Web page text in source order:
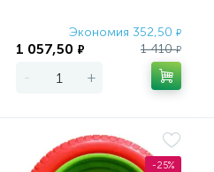
Экономия 352,50 ₽
1 057,50 ₽ 1 410₽
- +
-25%